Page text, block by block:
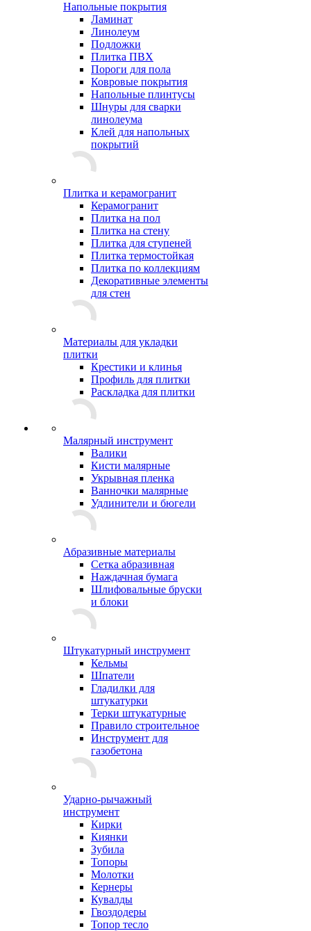
Напольные покрытия
Ламинат
Линолеум
Подложки
Плитка ПВХ
Пороги для пола
Ковровые покрытия
Напольные плинтусы
Шнуры для сварки
линолеума
Клей для напольных
покрытий
Плитка и керамогранит
Керамогранит
Плитка на пол
Плитка на стену
Плитка для ступеней
Плитка термостойкая
Плитка по коллекциям
Декоративные элементы
для стен
Материалы для укладки
плитки
Крестики и клинья
Профиль для плитки
Раскладка для плитки
Малярный инструмент
Валики
Кисти малярные
Укрывная пленка
Ванночки малярные
Удлинители и бюгели
Абразивные материалы
Сетка абразивная
Наждачная бумага
Шлифовальные бруски
и блоки
Штукатурный инструмент
Кельмы
Шпатели
Гладилки для
штукатурки
Терки штукатурные
Правило строительное
Инструмент для
газобетона
Ударно-рычажный
инструмент
Кирки
Киянки
Зубила
Топоры
Молотки
Кернеры
Кувалды
Гвоздодеры
Топор тесло